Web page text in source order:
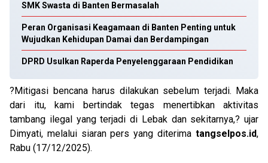
SMK Swasta di Banten Bermasalah
Peran Organisasi Keagamaan di Banten Penting untuk
Wujudkan Kehidupan Damai dan Berdampingan
DPRD Usulkan Raperda Penyelenggaraan Pendidikan
?Mitigasi bencana harus dilakukan sebelum terjadi. Maka
dari itu, kami bertindak tegas menertibkan aktivitas
tambang ilegal yang terjadi di Lebak dan sekitarnya,? ujar
Dimyati, melalui siaran pers yang diterima tangselpos.id,
Rabu (17/12/2025).